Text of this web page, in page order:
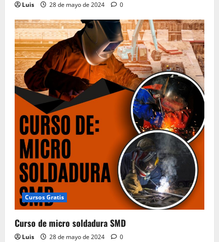
Luis 28 de mayo de 2024 0
Cursos Gratis
Curso de micro soldadura SMD
Luis 28 de mayo de 2024 0